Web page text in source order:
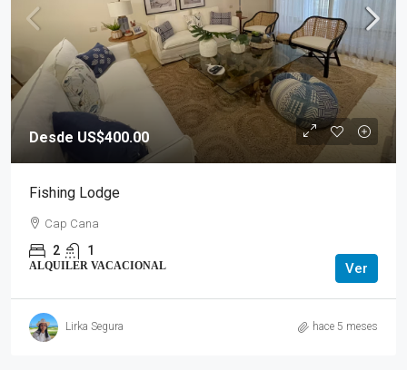
Desde US$400.00
Fishing Lodge
Cap Cana
2 1
ALQUILER VACACIONAL Ver
Lirka Segura hace 5 meses